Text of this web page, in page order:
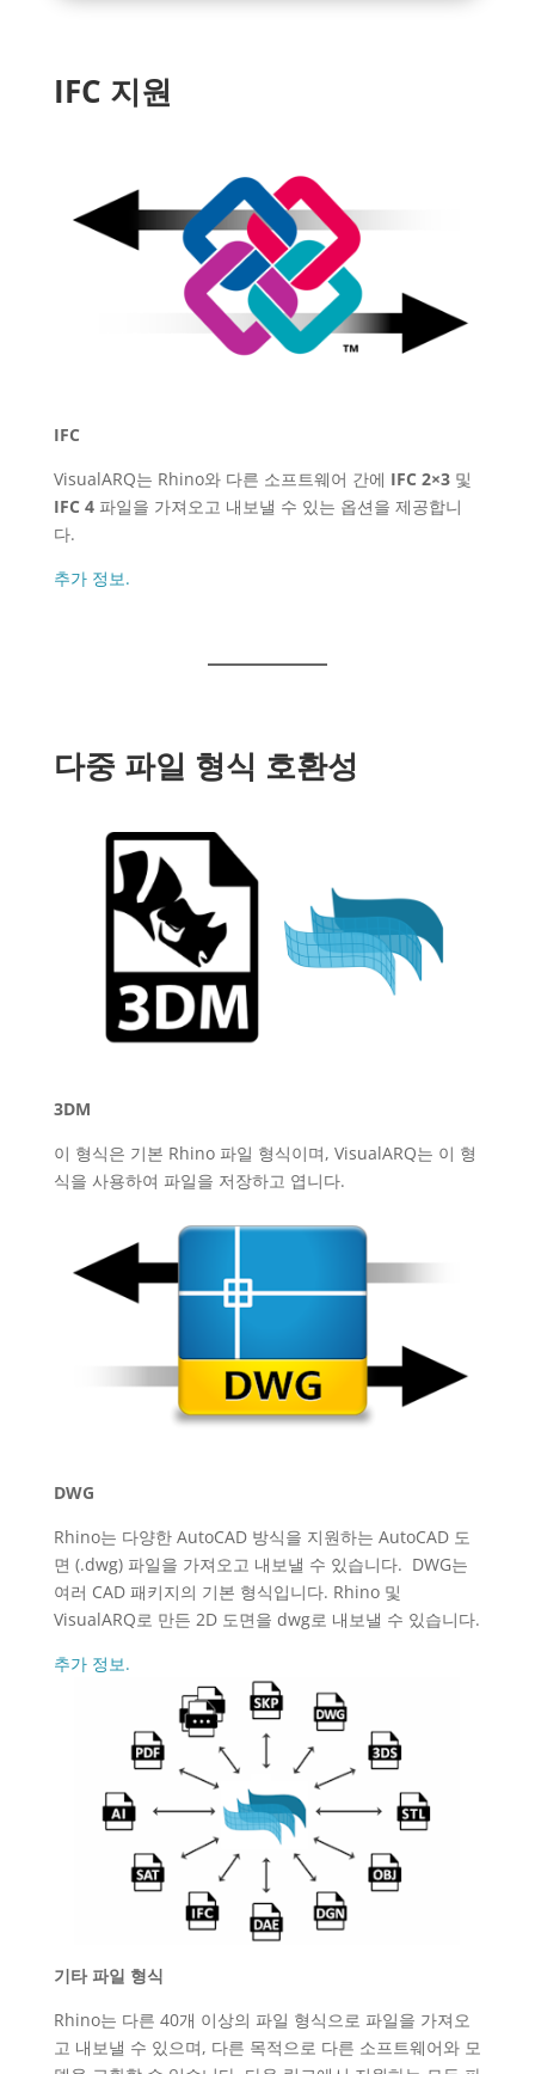
IFC 지원
IFC
VisualARQ는 Rhino와 다른 소프트웨어 간에 IFC 2×3및
IFC 4파일을 가져오고 내보낼 수 있는 옵션을 제공합니
다.
추가 정보.
다중 파일 형식 호환성
3DM
이 형식은 기본 Rhino 파일 형식이며, VisualARQ는 이 형
식을 사용하여 파일을 저장하고 엽니다.
DWG
Rhino는 다양한 AutoCAD 방식을 지원하는 AutoCAD 도
면 (.dwg) 파일을 가져오고 내보낼 수 있습니다. DWG는
여러 CAD 패키지의 기본 형식입니다. Rhino 및
VisualARQ로 만든 2D 도면을 dwg로 내보낼 수 있습니다.
추가 정보.
기타 파일 형식
Rhino는 다른 40개 이상의 파일 형식으로 파일을 가져오
고 내보낼 수 있으며, 다른 목적으로 다른 소프트웨어와 모